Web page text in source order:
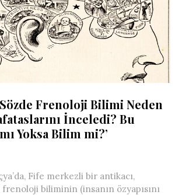
Sözde Frenoloji Bilimi Neden
İnceledi? Bu
Yoksa Bilim mi?’
Fife merkezli bir antikacı,
frenoloji biliminin (insanın özyapısını